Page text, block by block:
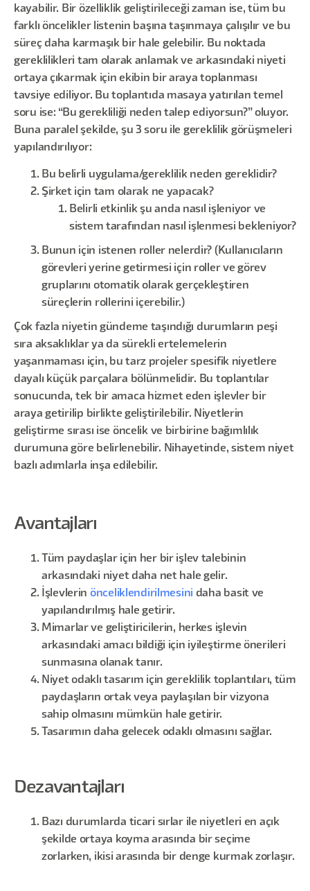
kayabilir. Bir özelliklik geliştirileceği zaman ise, tüm bu
farklı öncelikler listenin başına taşınmaya çalışılır ve bu
süreç daha karmaşık bir hale gelebilir. Bu noktada
gereklilikleri tam olarak anlamak ve arkasındaki niyeti
ortaya çıkarmak için ekibin bir araya toplanması
tavsiye ediliyor. Bu toplantıda masaya yatırılan temel
soru ise: “Bu gerekliliği neden talep ediyorsun?” oluyor.
Buna paralel şekilde, şu 3 soru ile gereklilik görüşmeleri
yapılandırılıyor:
Bu belirli uygulama/gereklilik neden gereklidir?
Şirket için tam olarak ne yapacak?
Belirli etkinlik şu anda nasıl işleniyor ve
sistem tarafından nasıl işlenmesi bekleniyor?
Bunun için istenen roller nelerdir? (Kullanıcıların
görevleri yerine getirmesi için roller ve görev
gruplarını otomatik olarak gerçekleştiren
süreçlerin rollerini içerebilir.)
Çok fazla niyetin gündeme taşındığı durumların peşi
sıra aksaklıklar ya da sürekli ertelemelerin
yaşanmaması için, bu tarz projeler spesifik niyetlere
dayalı küçük parçalara bölünmelidir. Bu toplantılar
sonucunda, tek bir amaca hizmet eden işlevler bir
araya getirilip birlikte geliştirilebilir. Niyetlerin
geliştirme sırası ise öncelik ve birbirine bağımlılık
durumuna göre belirlenebilir. Nihayetinde, sistem niyet
bazlı adımlarla inşa edilebilir.
Avantajları
Tüm paydaşlar için her bir işlev talebinin
arkasındaki niyet daha net hale gelir.
İşlevlerin önceliklendirilmesini daha basit ve
yapılandırılmış hale getirir.
Mimarlar ve geliştiricilerin, herkes işlevin
arkasındaki amacı bildiği için iyileştirme önerileri
sunmasına olanak tanır.
Niyet odaklı tasarım için gereklilik toplantıları, tüm
paydaşların ortak veya paylaşılan bir vizyona
sahip olmasını mümkün hale getirir.
Tasarımın daha gelecek odaklı olmasını sağlar.
Dezavantajları
Bazı durumlarda ticari sırlar ile niyetleri en açık
şekilde ortaya koyma arasında bir seçime
zorlarken, ikisi arasında bir denge kurmak zorlaşır.